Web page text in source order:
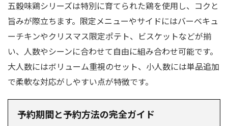
五穀味鶏シリーズは特別に育てられた鶏を使用し、コクと
旨みが際立ちます。限定メニューやサイドにはバーベキュ
ーチキンやクリスマス限定ポテト、ビスケットなどが揃
い、人数やシーンに合わせて自由に組み合わせ可能です。
大人数にはボリューム重視のセット、小人数には単品追加
で柔軟な対応がしやすい点が特徴です。
予約期間と予約方法の完全ガイド